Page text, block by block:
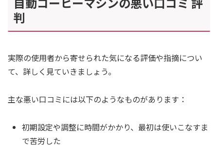
判
実際の使用者から寄せられた気になる評価や指摘につい
て、詳しく見ていきましょう。
主な悪い口コミには以下のようなものがあります：
初期設定や調整に時間がかかり、最初は使いこなすま
で苦労した